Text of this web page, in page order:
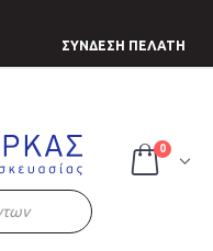
ΣΥΝΔΕΣΗ ΠΕΛΑΤΗ
0